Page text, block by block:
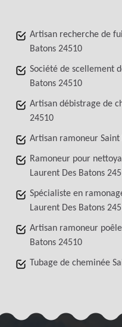
Artisan recherche de
Batons 24510
Société de scellement
Batons 24510
Artisan débistrage de
24510
Artisan ramoneur Saint
Ramoneur pour
Laurent Des Batons
Spécialiste en
Laurent Des Batons
Artisan ramoneur
Batons 24510
Tubage de cheminée